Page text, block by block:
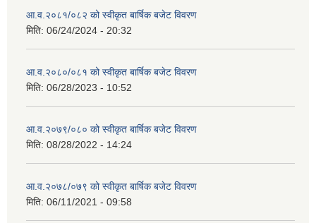
आ.व.२०८१/०८२ को स्वीकृत बार्षिक बजेट विवरण
मिति: 06/24/2024 - 20:32
आ.व.२०८०/०८१ को स्वीकृत बार्षिक बजेट विवरण
मिति: 06/28/2023 - 10:52
आ.व.२०७९/०८० को स्वीकृत बार्षिक बजेट विवरण
मिति: 08/28/2022 - 14:24
आ.व.२०७८/०७९ को स्वीकृत बार्षिक बजेट विवरण
मिति: 06/11/2021 - 09:58